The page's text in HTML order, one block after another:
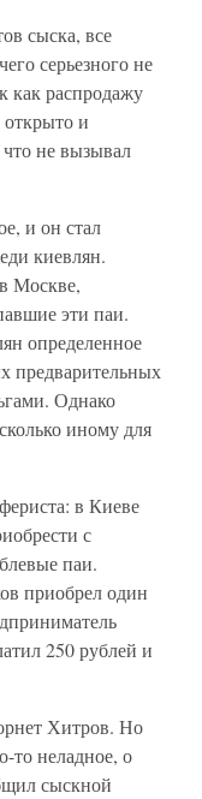
сыска, все
серьезного не
как распродажу
и
не вызывал
и он стал
киевлян.
Москве,
эти паи.
определенное
предварительных
Однако
иному для
в Киеве
с
паи.
приобрел один
250 рублей и
Хитров. Но
то неладное, о
сыскной